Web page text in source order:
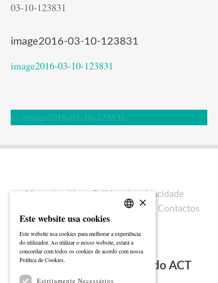
03-10-123831
image2016-03-10-123831
image2016-03-10-123831
← image2016-03-10-123831
Mapa do sítio
Política de privacidade
Ficha técnica Contactos
Subscreva a Newsletter do ACT
ENGLISH
×
Este website usa cookies
Este website usa cookies para melhorar a experiência
do utilizador. Ao utilizar o nosso website, estará a
concordar com todos os cookies de acordo com nossa
Política de Cookies.
Estritamente Necessários